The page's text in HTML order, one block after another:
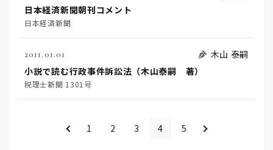
日本経済新聞朝刊コメント
日本経済新聞
2011.01.01
木山 泰嗣
小説で読む行政事件訴訟法（木山泰嗣 著）
税理士新聞 1301号
1 2 3 4 5